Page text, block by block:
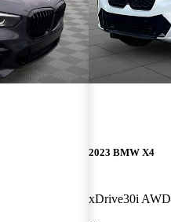
2023 BMW X4
xDrive30i AWD